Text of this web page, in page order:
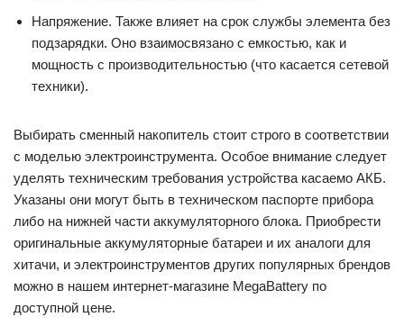
Напряжение. Также влияет на срок службы элемента без
подзарядки. Оно взаимосвязано с емкостью, как и
мощность с производительностью (что касается сетевой
техники).
Выбирать сменный накопитель стоит строго в соответствии
с моделью электроинструмента. Особое внимание следует
уделять техническим требования устройства касаемо АКБ.
Указаны они могут быть в техническом паспорте прибора
либо на нижней части аккумуляторного блока. Приобрести
оригинальные аккумуляторные батареи и их аналоги для
хитачи, и электроинструментов других популярных брендов
можно в нашем интернет-магазине MegaBattery по
доступной цене.